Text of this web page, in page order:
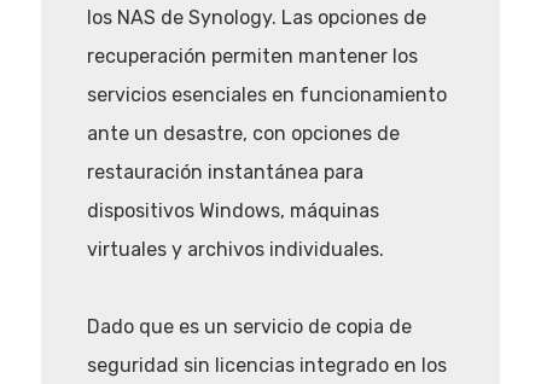
los NAS de Synology. Las opciones de
recuperación permiten mantener los
servicios esenciales en funcionamiento
ante un desastre, con opciones de
restauración instantánea para
dispositivos Windows, máquinas
virtuales y archivos individuales.
Dado que es un servicio de copia de
seguridad sin licencias integrado en los